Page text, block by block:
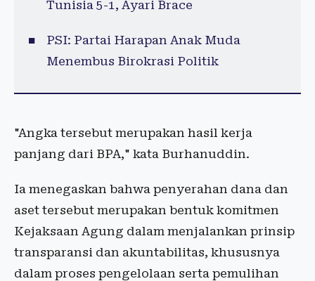
Tunisia 5-1, Ayari Brace
PSI: Partai Harapan Anak Muda
Menembus Birokrasi Politik
"Angka tersebut merupakan hasil kerja
panjang dari BPA," kata Burhanuddin.
Ia menegaskan bahwa penyerahan dana dan
aset tersebut merupakan bentuk komitmen
Kejaksaan Agung dalam menjalankan prinsip
transparansi dan akuntabilitas, khususnya
dalam proses pengelolaan serta pemulihan